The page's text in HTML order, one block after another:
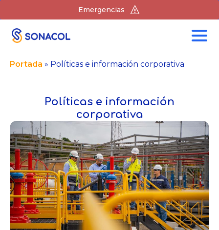
Emergencias
Portada » Políticas e información corporativa
Políticas e información
corporativa